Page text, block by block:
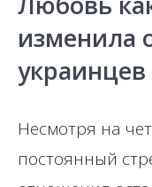
изменила
украинцев
Несмотря на
постоянный